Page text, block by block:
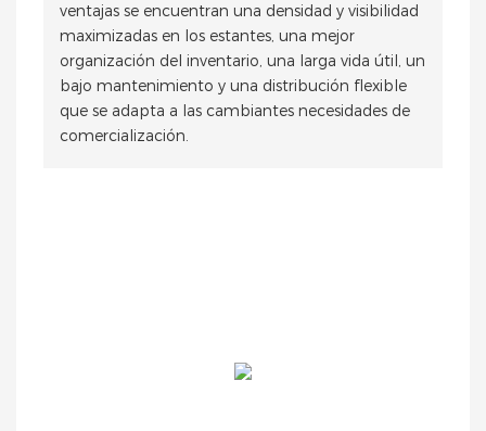
ventajas se encuentran una densidad y visibilidad
maximizadas en los estantes, una mejor
organización del inventario, una larga vida útil, un
bajo mantenimiento y una distribución flexible
que se adapta a las cambiantes necesidades de
comercialización.